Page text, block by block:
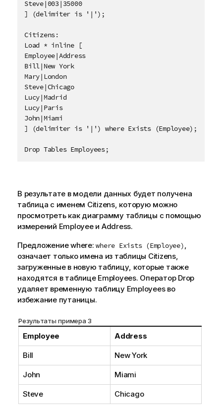
Steve|003|35000
] (delimiter is '|');
Citizens:
Load * inline [
Employee|Address
Bill|New York
Mary|London
Steve|Chicago
Lucy|Madrid
Lucy|Paris
John|Miami
] (delimiter is '|') where Exists (Employee);
Drop Tables Employees;
В результате в модели данных будет получена
таблица с именем Citizens, которую можно
просмотреть как диаграмму таблицы с помощью
измерений Employeeи Address.
Предложениеwhere:where Exists (Employee)
означает только имена из таблицы Citizens,
загруженные в новую таблицу, которые также
находятся в таблице Employees. Оператор Drop
удаляет временную таблицу Employeesво
избежание путаницы.
Результаты примера 3
Employee Address
Bill New York
John Miami
Steve Chicago